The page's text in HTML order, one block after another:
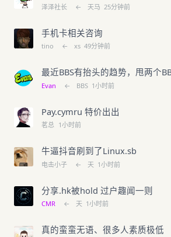
泽泽社长 ← 天马 25分钟前
手机卡相关咨询
tino ← xs 49分钟前
最近BBS有抬头的趋势，甩两个
Evan ← BBS 1小时前
Pay.cymru 特价出出
茗总 1小时前
牛逼抖音刷到了Linux.sb
电击小子 ← 天 1小时前
分享.hk被hold 过户趣闻一则
CMR ← 天 1小时前
真的蛮蛮无语、很多人素质极低